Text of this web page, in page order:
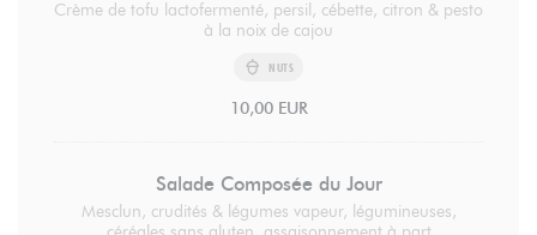
Crème de tofu lactofermenté, persil, cébette, citron & pesto
à la noix de cajou
NUTS
10,00 EUR
Salade Composée du Jour
Mesclun, crudités & légumes vapeur, légumineuses,